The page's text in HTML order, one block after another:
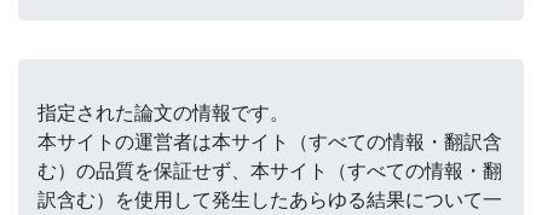
指定された論文の情報です。
本サイトの運営者は本サイト（すべての情報・翻訳含
む）の品質を保証せず、本サイト（すべての情報・翻
訳含む）を使用して発生したあらゆる結果について一